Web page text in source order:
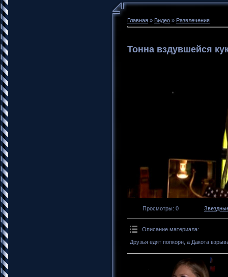
Главная » Видео » Развлечения
Тонна вздувшейся
Просмотры: 0
Описание материала:
Друзья едят попкорн, а Дакота